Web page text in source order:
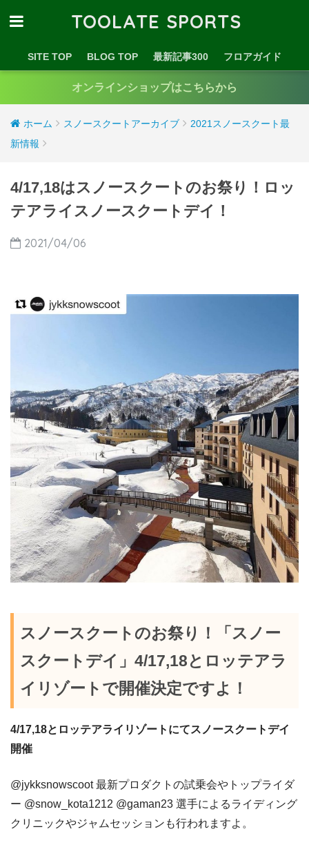
TOOLATE SPORTS
SITE TOP BLOG TOP 最新記事300 フロアガイド
オンラインショップはこちらから
ホーム スノースクートアーカイブ
2021スノースクート最
新情報
4/17,18はスノースクートのお祭り！ロッ
テアライスノースクートデイ！
2021/04/06
スノースクートのお祭り！「スノー
スクートデイ」4/17,18とロッテアラ
イリゾートで開催決定ですよ！
4/17,18とロッテアライリゾートにてスノースクートデイ
開催
@jykksnowscoot 最新プロダクトの試乗会やトップライダ
ー @snow_kota1212 @gaman23 選手によるライディング
クリニックやジャムセッションも行われますよ。